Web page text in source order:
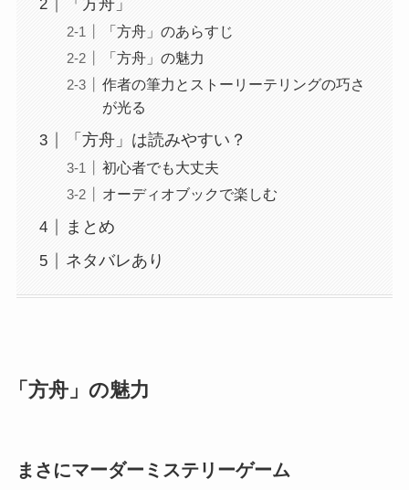
「方舟」
「方舟」のあらすじ
「方舟」の魅力
作者の筆力とストーリーテリングの巧さ
が光る
「方舟」は読みやすい？
初心者でも大丈夫
オーディオブックで楽しむ
まとめ
ネタバレあり
「方舟」の魅力
まさにマーダーミステリーゲーム